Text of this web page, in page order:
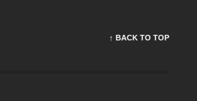
↑ BACK TO TOP